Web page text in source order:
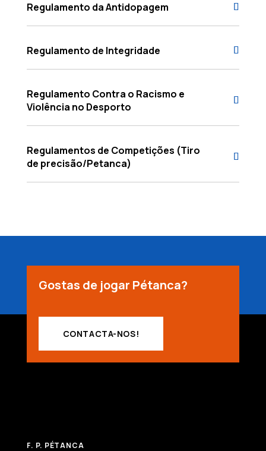
Regulamento da Antidopagem
Regulamento de Integridade
Regulamento Contra o Racismo e
Violência no Desporto
Regulamentos de Competições (Tiro
de precisão/Petanca)
Gostas de jogar Pétanca?
CONTACTA-NOS!
F. P. PÉTANCA